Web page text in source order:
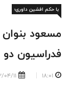
-
با حکم افشین داوری؛
مسعود
فدراسیون
18:01
04/11